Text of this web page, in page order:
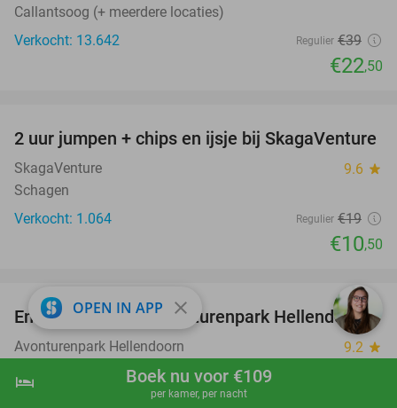
shopping_cart Boek nu
hotel Boek nu voor €109
per kamer, per nacht
Callantsoog (+ meerdere locaties)
Verkocht: 13.642
Regulier €39
€22,50
45%
2 uur jumpen + chips en ijsje bij SkagaVenture
SkagaVenture 9.6 star
Schagen
Verkocht: 1.064
Regulier €19
€10,50
41%
Entreeticket voor Avonturenpark Hellendoorn
Avonturenpark Hellendoorn 9.2 star
OPEN IN APP close